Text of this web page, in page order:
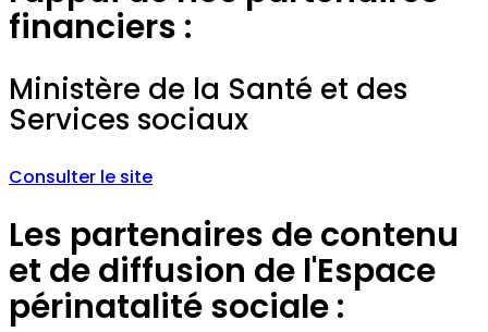
financiers :
Ministère de la Santé et des
Services sociaux
Consulter le site
Les partenaires de contenu
et de diffusion de l'Espace
périnatalité sociale :